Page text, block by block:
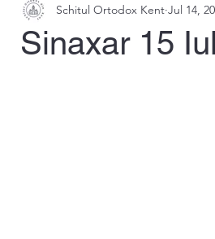
Sinaxar 15
Schitul Ortodox Kent Jul 14,